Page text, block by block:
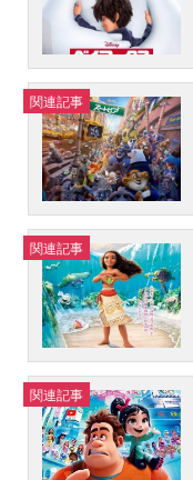
関連記事
関連記事
関連記事